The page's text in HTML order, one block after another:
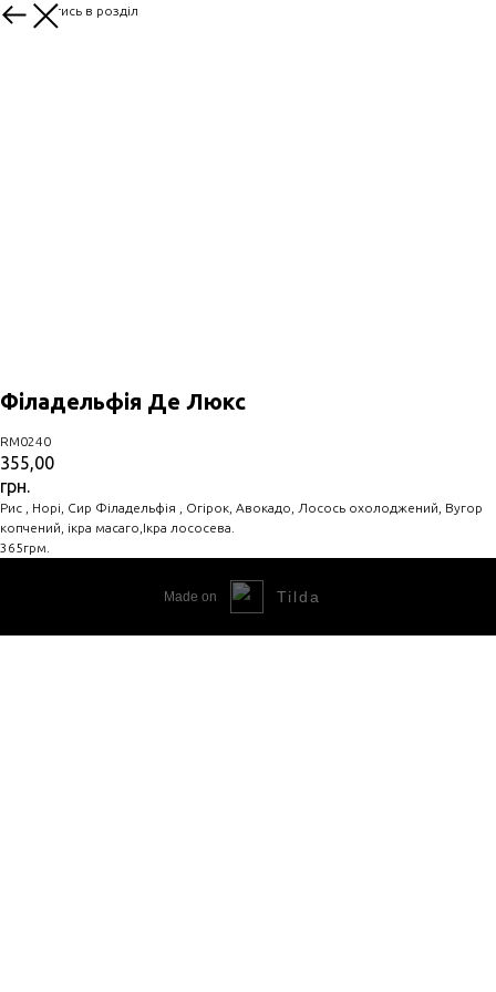
Повернутись в розділ
Філадельфія Де Люкс
RM0240
355,00
грн.
Рис , Норі, Сир Філадельфія , Огірок, Авокадо, Лосось охолоджений, Вугор
копчений, ікра масаго,Ікра лососева.
365грм.
Made on Tilda